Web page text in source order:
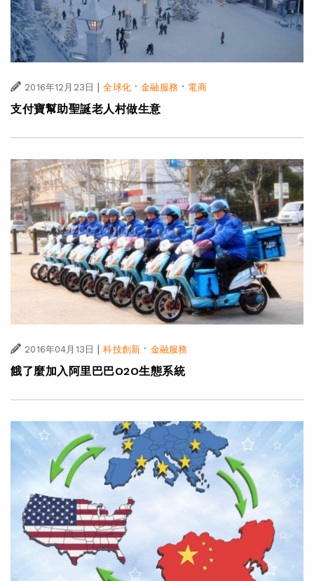
2016年12月23日 全球化·金融服務· 電商
支付寶幫助聖誕老人村做生意
2016年04月13日 | 科技創新 · 金融服務
餓了麼加入阿里巴巴O2O生態系統